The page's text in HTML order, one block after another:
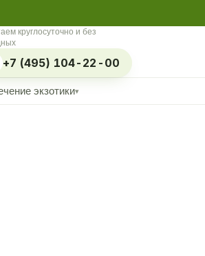
круглосуточно и без
+7 (495) 104-22-00
экзотики▾